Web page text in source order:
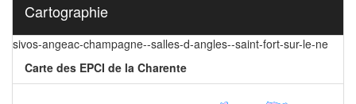
Cartographie
sivos-angeac-champagne--salles-d-angles--saint-fort-sur-le-ne
Carte des EPCI de la Charente